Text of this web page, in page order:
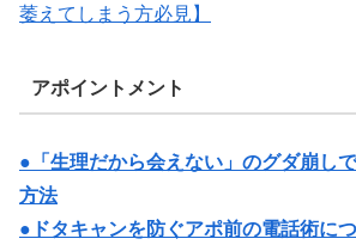
萎えてしまう方必見】
アポイントメント
●「生理だから会えない」のグダ崩し
方法
●ドタキャンを防ぐアポ前の電話術に